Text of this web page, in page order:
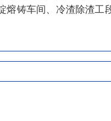
铸车间、 冷渣除渣工